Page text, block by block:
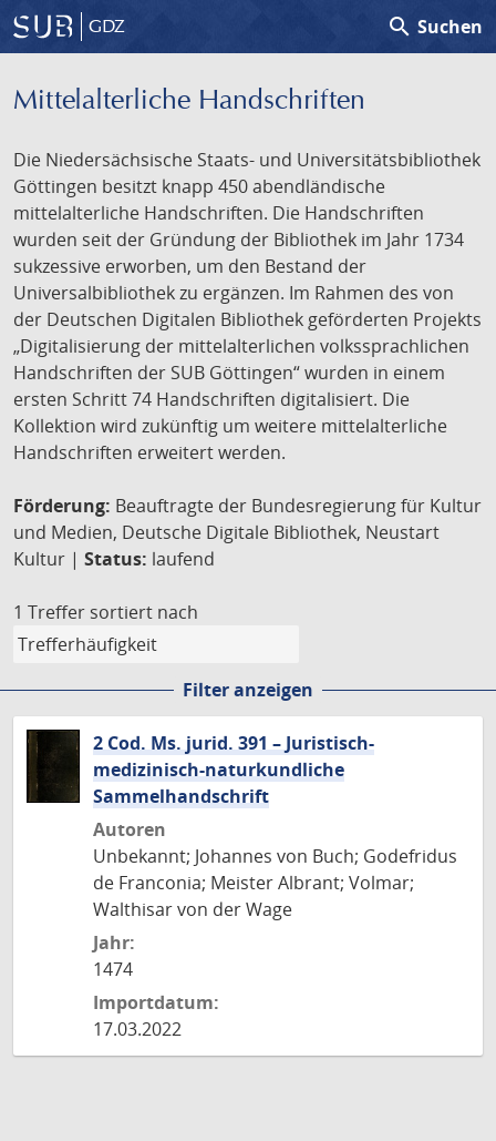
GDZ search Suchen
Mittelalterliche Handschriften
Die Niedersächsische Staats- und Universitätsbibliothek
Göttingen besitzt knapp 450 abendländische
mittelalterliche Handschriften. Die Handschriften
wurden seit der Gründung der Bibliothek im Jahr 1734
sukzessive erworben, um den Bestand der
Universalbibliothek zu ergänzen. Im Rahmen des von
der Deutschen Digitalen Bibliothek geförderten Projekts
„Digitalisierung der mittelalterlichen volkssprachlichen
Handschriften der SUB Göttingen“ wurden in einem
ersten Schritt 74 Handschriften digitalisiert. Die
Kollektion wird zukünftig um weitere mittelalterliche
Handschriften erweitert werden.
Förderung: Beauftragte der Bundesregierung für Kultur
und Medien, Deutsche Digitale Bibliothek, Neustart
Kultur | Status: laufend
1 Treffer sortiert nach
Filter anzeigen
2 Cod. Ms. jurid. 391 – Juristisch-
medizinisch-naturkundliche
Sammelhandschrift
Autoren
Unbekannt; Johannes von Buch; Godefridus
de Franconia; Meister Albrant; Volmar;
Walthisar von der Wage
Jahr:
1474
Importdatum:
17.03.2022